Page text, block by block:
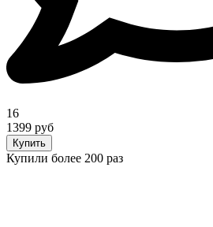
16
1399 руб
Купить
Купили более 200 раз